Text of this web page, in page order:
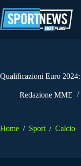
al
contenuto
Qualificazioni Euro
Redazione MME
Home / Sport / Calcio